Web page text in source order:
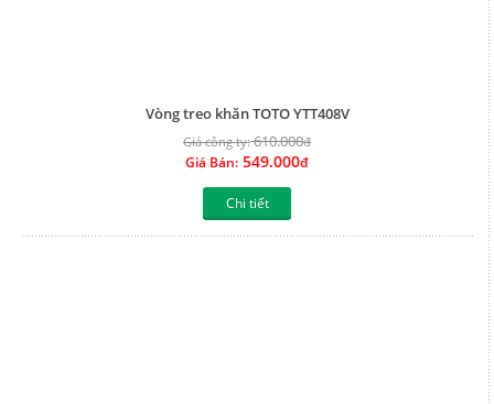
Vòng treo khăn TOTO YTT408V
Giá công ty:610.000đ
Giá Bán: 549.000đ
Chi tiết